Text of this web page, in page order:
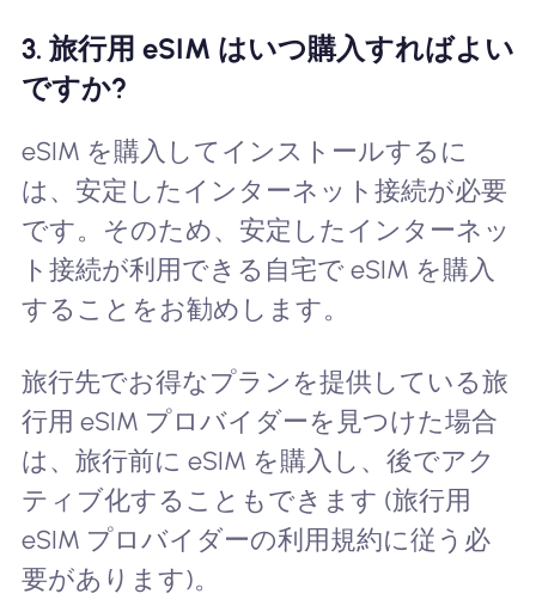
3. 旅行用 eSIM はいつ購入すればよい
ですか?
eSIM を購入してインストールするに
は、安定したインターネット接続が必要
です。そのため、安定したインターネッ
ト接続が利用できる自宅で eSIM を購入
することをお勧めします。
旅行先でお得なプランを提供している旅
行用 eSIM プロバイダーを見つけた場合
は、旅行前に eSIM を購入し、後でアク
ティブ化することもできます (旅行用
eSIM プロバイダーの利用規約に従う必
要があります)。